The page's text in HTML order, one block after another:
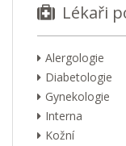
Lékaři
Alergologie
Diabetologie
Gynekologie
Interna
Kožní